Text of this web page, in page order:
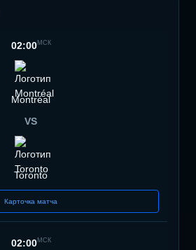
02:00МСК
Montréal
VS
Toronto
Карточка матча
02:00МСК